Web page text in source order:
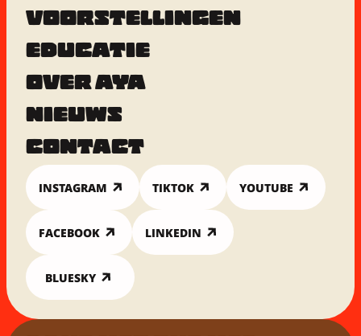
VOORSTELLINGEN
EDUCATIE
OVER AYA
NIEUWS
CONTACT
INSTAGRAM TIKTOK YOUTUBE
FACEBOOK LINKEDIN
BLUESKY